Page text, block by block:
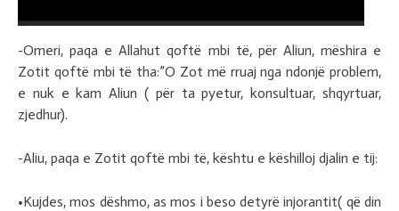
-Omeri, paqa e Allahut qoftë mbi të, për Aliun, mëshira e
Zotit qoftë mbi të tha:”O Zot më rruaj nga ndonjë problem,
e nuk e kam Aliun ( për ta pyetur, konsultuar, shqyrtuar,
zjedhur).
-Aliu, paqa e Zotit qoftë mbi të, kështu e këshilloj djalin e tij:
•Kujdes, mos dëshmo, as mos i beso detyrë injorantit( që din